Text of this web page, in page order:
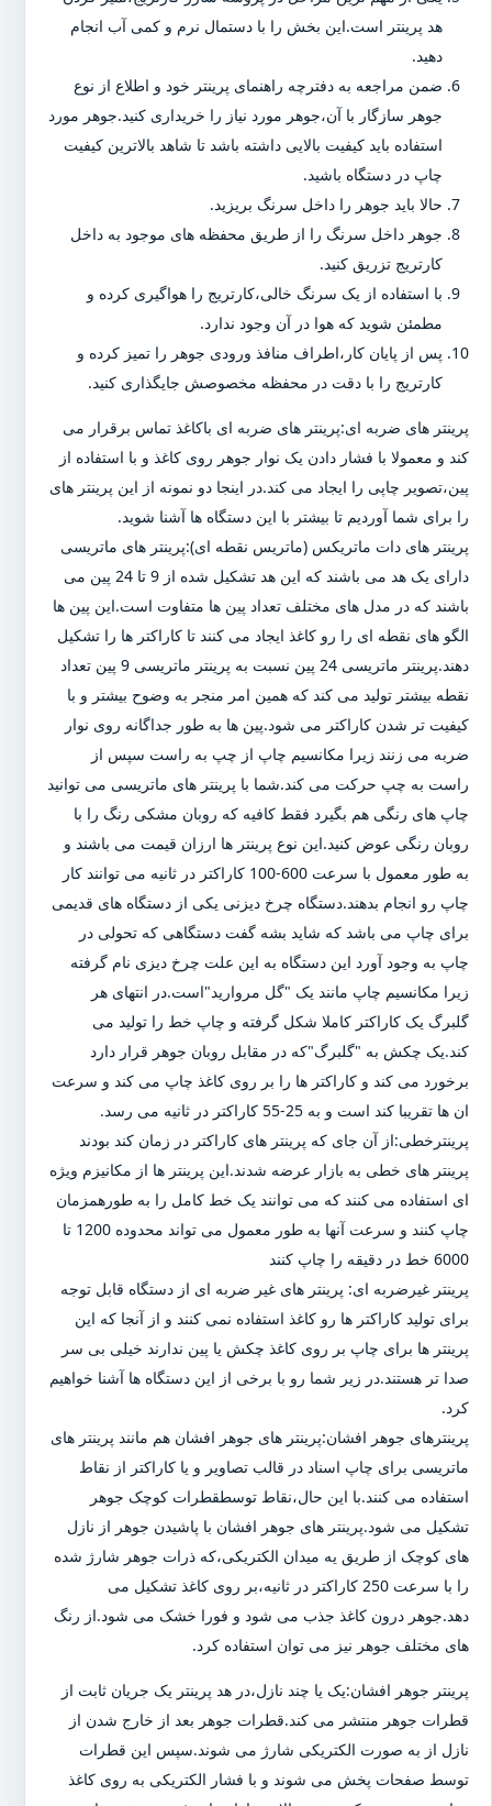
هد پرینتر است.این بخش را با دستمال نرم و کمی آب انجام
دهید.
ضمن مراجعه به دفترچه راهنمای پرینتر خود و اطلاع از نوع
جوهر سازگار با آن،جوهر مورد نیاز را خریداری کنید.جوهر مورد
استفاده باید کیفیت بالایی داشته باشد تا شاهد بالاترین کیفیت
چاپ در دستگاه باشید.
حالا باید جوهر را داخل سرنگ بریزید.
جوهر داخل سرنگ را از طریق محفظه های موجود به داخل
کارتریج تزریق کنید.
با استفاده از یک سرنگ خالی،کارتریج را هواگیری کرده و
مطمئن شوید که هوا در آن وجود ندارد.
پس از پایان کار،اطراف منافذ ورودی جوهر را تمیز کرده و
کارتریج را با دقت در محفظه مخصوصش جایگذاری کنید.
پرینتر های ضربه ای:پرینتر های ضربه ای باکاغذ تماس برقرار می
کند و معمولا با فشار دادن یک نوار جوهر روی کاغذ و با استفاده از
پین،تصویر چاپی را ایجاد می کند.در اینجا دو نمونه از این پرینتر های
را برای شما آوردیم تا بیشتر با این دستگاه ها آشنا شوید.
پرینتر های دات ماتریکس (ماتریس نقطه ای):پرینتر های ماتریسی
دارای یک هد می باشند که این هد تشکیل شده از 9 تا 24 پین می
باشند که در مدل های مختلف تعداد پین ها متفاوت است.این پین ها
الگو های نقطه ای را رو کاغذ ایجاد می کنند تا کاراکتر ها را تشکیل
دهند.پرینتر ماتریسی 24 پین نسبت به پرینتر ماتریسی 9 پین تعداد
نقطه بیشتر تولید می کند که همین امر منجر به وضوح بیشتر و با
کیفیت تر شدن کاراکتر می شود.پین ها به طور جداگانه روی نوار
ضربه می زنند زیرا مکانسیم چاپ از چپ به راست سپس از
راست به چپ حرکت می کند.شما با پرینتر های ماتریسی می توانید
چاپ های رنگی هم بگیرد فقط کافیه که روبان مشکی رنگ را با
روبان رنگی عوض کنید.این نوع پرینتر ها ارزان قیمت می باشند و
به طور معمول با سرعت 600-100 کاراکتر در ثانیه می توانند کار
چاپ رو انجام بدهند.دستگاه چرخ دیزنی یکی از دستگاه های قدیمی
برای چاپ می باشد که شاید بشه گفت دستگاهی که تحولی در
چاپ به وجود آورد این دستگاه به این علت چرخ دیزی نام گرفته
زیرا مکانسیم چاپ مانند یک "گل مروارید"است.در انتهای هر
گلبرگ یک کاراکتر کاملا شکل گرفته و چاپ خط را تولید می
کند.یک چکش به "گلبرگ"که در مقابل روبان جوهر قرار دارد
برخورد می کند و کاراکتر ها را بر روی کاغذ چاپ می کند و سرعت
ان ها تقریبا کند است و به 25-55 کاراکتر در ثانیه می رسد.
پرینترخطی:از آن جای که پرینتر های کاراکتر در زمان کند بودند
پرینتر های خطی به بازار عرضه شدند.این پرینتر ها از مکانیزم ویژه
ای استفاده می کنند که می توانند یک خط کامل را به طورهمزمان
چاپ کنند و سرعت آنها به طور معمول می تواند محدوده 1200 تا
6000 خط در دقیقه را چاپ کنند
پرینتر غیرضربه ای: پرینتر های غیر ضربه ای از دستگاه قابل توجه
برای تولید کاراکتر ها رو کاغذ استفاده نمی کنند و از آنجا که این
پرینتر ها برای چاپ بر روی کاغذ چکش یا پین ندارند خیلی بی سر
صدا تر هستند.در زیر شما رو با برخی از این دستگاه ها آشنا خواهیم
کرد.
پرینترهای جوهر افشان:پرینتر های جوهر افشان هم مانند پرینتر های
ماتریسی برای چاپ اسناد در قالب تصاویر و یا کاراکتر از نقاط
استفاده می کنند.با این حال،نقاط توسطقطرات کوچک جوهر
تشکیل می شود.پرینتر های جوهر افشان با پاشیدن جوهر از نازل
های کوچک از طریق یه میدان الکتریکی،که ذرات جوهر شارژ شده
را با سرعت 250 کاراکتر در ثانیه،بر روی کاغذ تشکیل می
دهد.جوهر درون کاغذ جذب می شود و فورا خشک می شود.از رنگ
های مختلف جوهر نیز می توان استفاده کرد.
پرینتر جوهر افشان:یک یا چند نازل،در هد پرینتر یک جریان ثابت از
قطرات جوهر منتشر می کند.قطرات جوهر بعد از خارج شدن از
نازل از به صورت الکتریکی شارژ می شوند.سپس این قطرات
توسط صفحات پخش می شوند و با فشار الکتریکی به روی کاغذ